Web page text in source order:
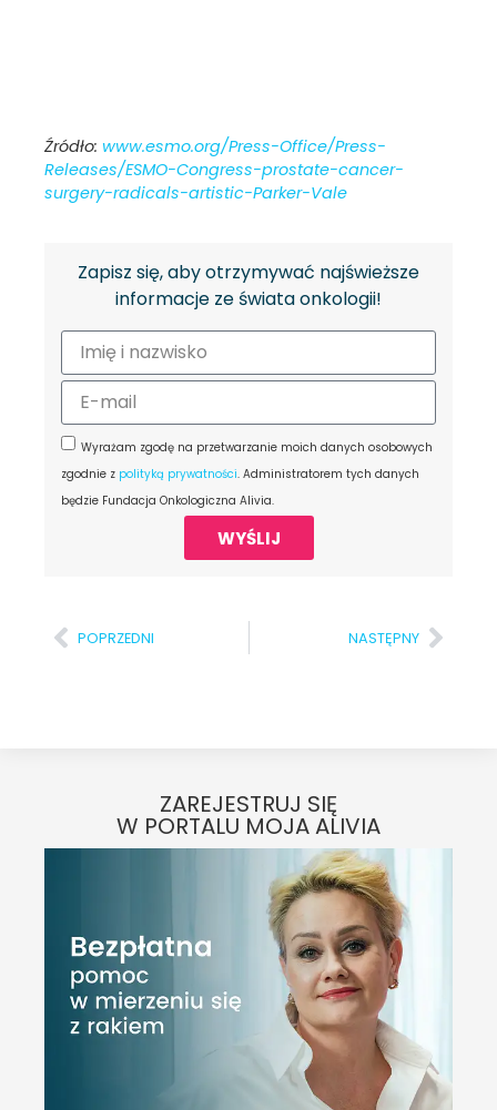
Źródło: www.esmo.org/Press-Office/Press-
Releases/ESMO-Congress-prostate-cancer-
surgery-radicals-artistic-Parker-Vale
Zapisz się, aby otrzymywać najświeższe
informacje ze świata onkologii!
Wyrażam zgodę na przetwarzanie moich danych osobowych
zgodnie z polityką prywatności. Administratorem tych danych
będzie Fundacja Onkologiczna Alivia.
WYŚLIJ
POPRZEDNI NASTĘPNY
ZAREJESTRUJ SIĘ
W PORTALU MOJA ALIVIA